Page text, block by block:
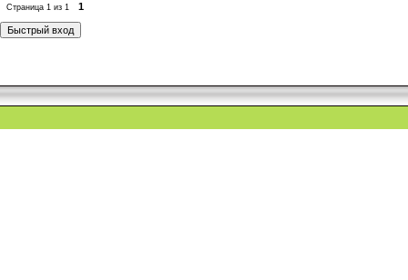
Страница 1 из 1 1